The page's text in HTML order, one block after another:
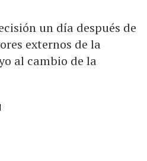
un día después de
externos de la
al cambio de la